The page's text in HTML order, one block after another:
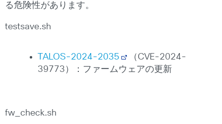
る危険性があります。
testsave.sh
TALOS-2024-2035
（CVE-2024-
39773）：ファームウェアの更新
fw_check.sh